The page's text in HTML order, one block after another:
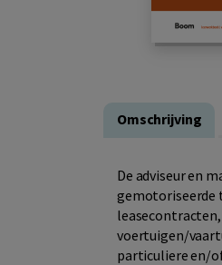
Omschrijving
De adviseur en
gemotoriseerde
voertuigen/
particuliere en/